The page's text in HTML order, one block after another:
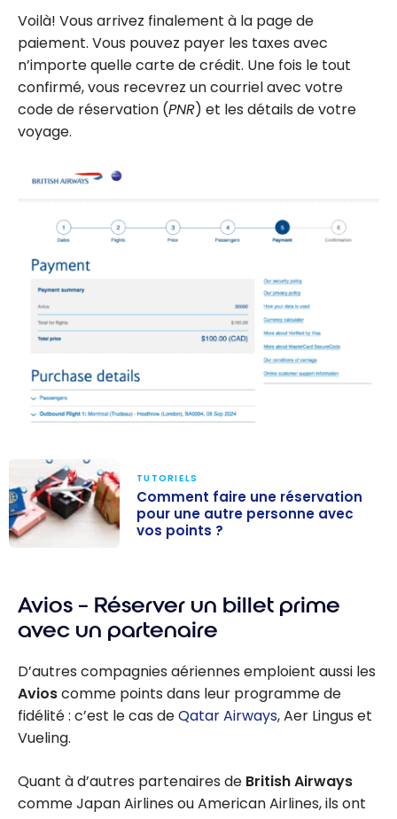
Voilà! Vous arrivez finalement à la page de
paiement. Vous pouvez payer les taxes avec
n’importe quelle carte de crédit. Une fois le tout
confirmé, vous recevrez un courriel avec votre
code de réservation (PNR) et les détails de votre
voyage.
pour une autre
personne avec
TUTORIELS
Comment faire une réservation
pour une autre personne avec
vos points ?
Avios – Réserver un billet prime
avec un partenaire
D’autres compagnies aériennes emploient aussi les
Avioscomme points dans leur programme de
fidélité : c’est le cas deQatar Airways, Aer Lingus et
Vueling.
Quant à d’autres partenaires de British Airways
comme Japan Airlines ou American Airlines, ils ont